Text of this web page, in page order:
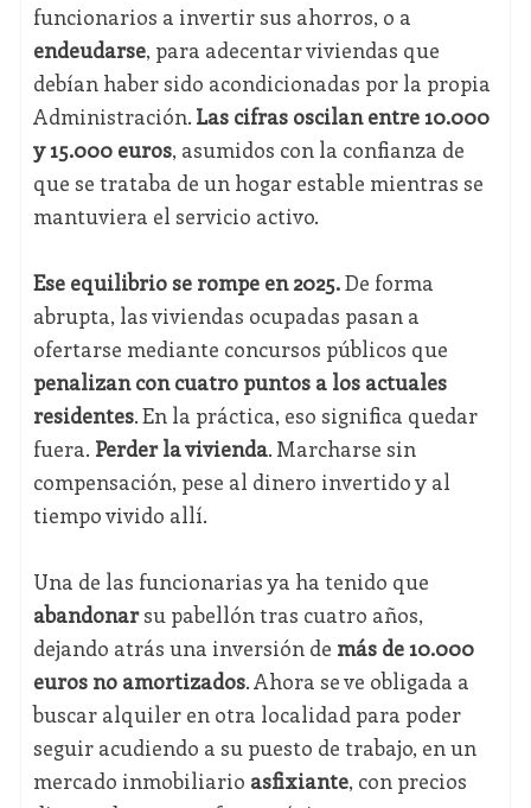
funcionarios a invertir sus ahorros, o a
endeudarse, para adecentar viviendas que
debían haber sido acondicionadas por la propia
Administración. Las cifras oscilan entre 10.000
y 15.000 euros, asumidos con la confianza de
que se trataba de un hogar estable mientras se
mantuviera el servicio activo.
Ese equilibrio se rompe en 2025.De forma
abrupta, las viviendas ocupadas pasan a
ofertarse mediante concursos públicos que
penalizan con cuatro puntos a los actuales
residentes. En la práctica, eso significa quedar
fuera. Perder la vivienda. Marcharse sin
compensación, pese al dinero invertido y al
tiempo vivido allí.
Una de las funcionarias ya ha tenido que
abandonarsu pabellón tras cuatro años,
dejando atrás una inversión de más de 10.000
euros no amortizados. Ahora se ve obligada a
buscar alquiler en otra localidad para poder
seguir acudiendo a su puesto de trabajo, en un
mercado inmobiliario asfixiante, con precios